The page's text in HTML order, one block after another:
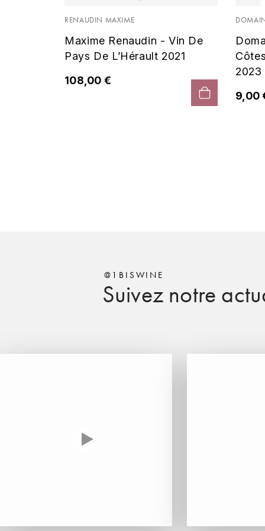
RENAUDIN MAXIME
Maxime Renaudin - Vin De
Pays De L’Hérault 2021
108,00 €
2023
9,00
Suivez notre
@1BISWINE